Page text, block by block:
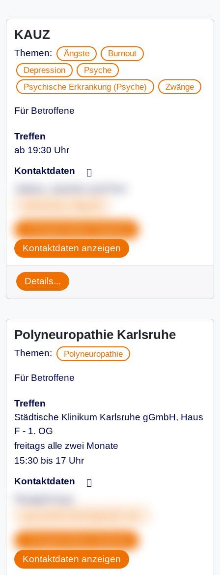
KAUZ
Themen: Ängste
Burnout
Depression
Psyche
Psychische Erkrankung (Psyche)
Zwänge
Für Betroffene
Treffen
ab 19:30 Uhr
Kontaktdaten
Kontaktdaten anzeigen
Details...
Polyneuropathie Karlsruhe
Themen: Polyneuropathie
Für Betroffene
Treffen
Städtische Klinikum Karlsruhe gGmbH, Haus
F - 1. OG
freitags alle zwei Monate
15:30 bis 17 Uhr
Kontaktdaten
Kontaktdaten anzeigen